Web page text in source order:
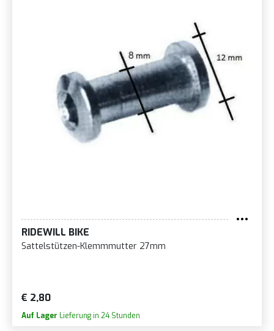
RIDEWILL BIKE
Sattelstützen-Klemmmutter 27mm
€ 2,80
Auf Lager Lieferung in 24 Stunden